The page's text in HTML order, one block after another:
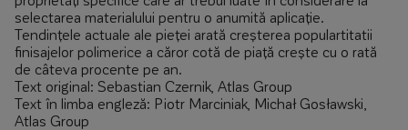
selectarea materialului pentru o anumită aplicație.
Tendințele actuale ale pieței arată creșterea populartitatii
finisajelor polimerice a căror cotă de piață crește cu o rată
de câteva procente pe an.
Text original: Sebastian Czernik, Atlas Group
Text în limba engleză: Piotr Marciniak, Michał Gosławski,
Atlas Group